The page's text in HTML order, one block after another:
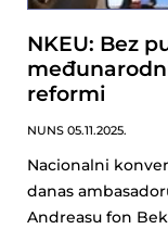
NKEU: Bez
reformi
NUNS 05.11.2025.
Nacionalni
danas
Andreasu fon